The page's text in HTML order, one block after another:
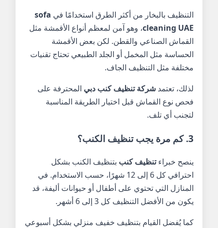
التنظيف بالبخار من أكثر الطرق استخدامًا في sofa
cleaning UAE، وهو آمن لمعظم أنواع الأقمشة مثل
القماش الصناعي والقطن. لكن بعض الأقمشة
الحساسة مثل المخمل أو الجلد الطبيعي تحتاج تقنيات
مختلفة مثل التنظيف الجاف.
لذلك، تعتمد شركة تنظيف كنب دبي المحترفة على
فحص نوع القماش قبل اختيار الطريقة المناسبة
لتجنب أي تلف.
3. كم مرة يجب تنظيف الكنب؟
ينصح خبراءتنظيف كنب بتنظيف الكنب بشكل
احترافي كل 6 إلى 12 شهرًا، حسب الاستخدام. في
المنازل التي تحتوي على أطفال أو حيوانات أليفة، قد
يكون من الأفضل التنظيف كل 3 إلى 6 أشهر.
كما يُفضل القيام بتنظيف خفيف منزلي بشكل أسبوعي